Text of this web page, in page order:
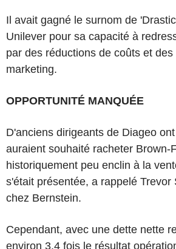
Il avait gagné le surnom de
Unilever pour sa capacité à
par des réductions de coûts et
marketing.
OPPORTUNITÉ MANQUÉE
D'anciens dirigeants de Diageo
auraient souhaité racheter Brown-
historiquement peu enclin à la
s'était présentée, a rappelé Trevor
chez Bernstein.
Cependant, avec une dette nette
environ 3,4 fois le résultat